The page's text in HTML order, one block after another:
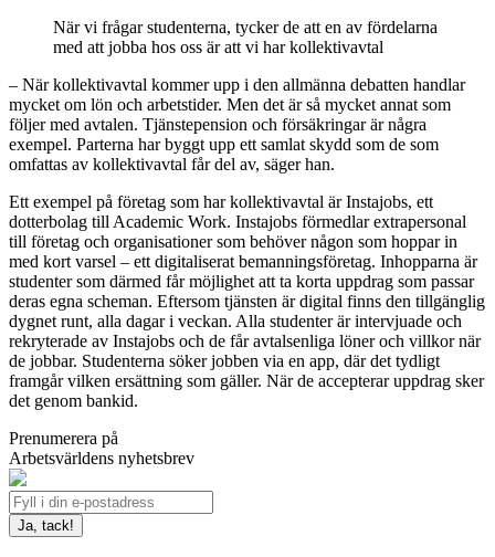
När vi frågar studenterna, tycker de att en av fördelarna
med att jobba hos oss är att vi har kollektivavtal
– När kollektivavtal kommer upp i den allmänna debatten handlar
mycket om lön och arbetstider. Men det är så mycket annat som
följer med avtalen. Tjänstepension och försäkringar är några
exempel. Parterna har byggt upp ett samlat skydd som de som
omfattas av kollektivavtal får del av, säger han.
Ett exempel på företag som har kollektivavtal är Instajobs, ett
dotterbolag till Academic Work. Instajobs förmedlar extrapersonal
till företag och organisationer som behöver någon som hoppar in
med kort varsel – ett digitaliserat bemanningsföretag. Inhopparna är
studenter som därmed får möjlighet att ta korta uppdrag som passar
deras egna scheman. Eftersom tjänsten är digital finns den tillgänglig
dygnet runt, alla dagar i veckan. Alla studenter är intervjuade och
rekryterade av Instajobs och de får avtalsenliga löner och villkor när
de jobbar. Studenterna söker jobben via en app, där det tydligt
framgår vilken ersättning som gäller. När de accepterar uppdrag sker
det genom bankid.
Prenumerera på
Arbetsvärldens nyhetsbrev